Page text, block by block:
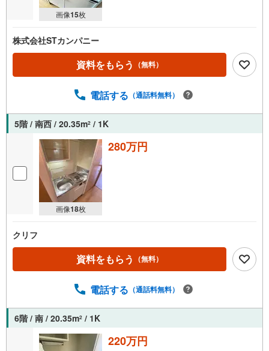
画像15枚
株式会社STカンパニー
資料をもらう （無料）
電話する （通話料無料）
5階 / 南西 / 20.35m2 / 1K
画像18枚
280万円
クリフ
資料をもらう （無料）
電話する （通話料無料）
6階 / 南 / 20.35m2 / 1K
220万円